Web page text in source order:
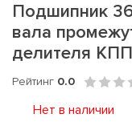
Подшипник
вала
делителя
Рейтинг 0.0
Нет в наличии